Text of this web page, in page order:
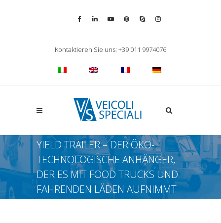
Kontaktieren Sie uns: +39 011 9974076
Apri la ricerca
YIELD TRAILER – DER ÖKO-
TECHNOLOGISCHE ANHÄNGER,
DER ES MIT FOOD TRUCKS UND
FAHRENDEN LÄDEN AUFNIMMT